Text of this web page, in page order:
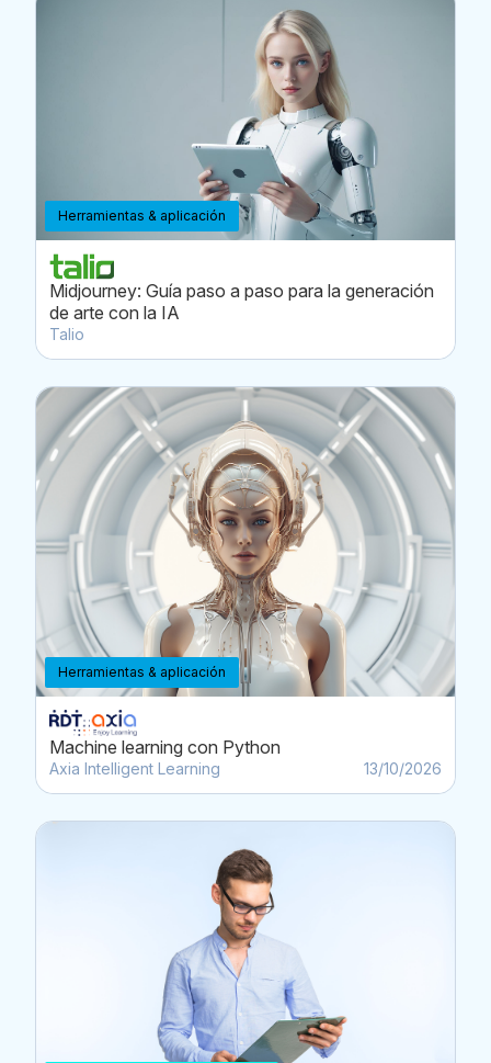
Herramientas & aplicación
Midjourney: Guía paso a paso para la generación
de arte con la IA
Talio
Herramientas & aplicación
Machine learning con Python
Axia Intelligent Learning 13/10/2026